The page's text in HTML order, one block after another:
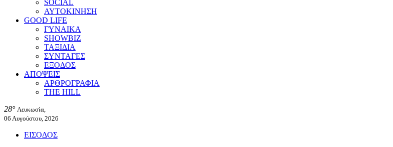
SOCIAL
ΑΥΤΟΚΙΝΗΣΗ
GOOD LIFE
ΓΥΝΑΙΚΑ
SHOWBIZ
ΤΑΞΙΔΙΑ
ΣΥΝΤΑΓΕΣ
ΕΞΟΔΟΣ
ΑΠΟΨΕΙΣ
ΑΡΘΡΟΓΡΑΦΙΑ
THE HILL
28° Λευκωσία,
06 Αυγούστου, 2026
ΕΙΣΟΔΟΣ